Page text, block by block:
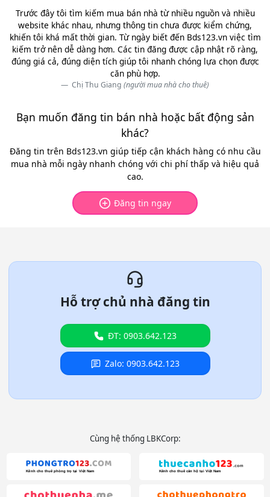
Trước đây tôi tìm kiếm mua bán nhà từ nhiều nguồn và nhiều
website khác nhau, nhưng thông tin chưa được kiểm chứng,
khiến tôi khá mất thời gian. Từ ngày biết đến Bds123.vn việc tìm
kiếm trở nên dễ dàng hơn. Các tin đăng được cập nhật rõ ràng,
đúng giá cả, đúng diện tích giúp tôi nhanh chóng lựa chọn được
căn phù hợp.
Chị Thu Giang (người mua nhà cho thuê)
Bạn muốn đăng tin bán nhà hoặc bất động sản
khác?
Đăng tin trên Bds123.vn giúp tiếp cận khách hàng có nhu cầu
mua nhà mỗi ngày nhanh chóng với chi phí thấp và hiệu quả
cao.
Đăng tin ngay
Hỗ trợ chủ nhà đăng tin
ĐT: 0903.642.123
Zalo: 0903.642.123
Cùng hệ thống LBKCorp: